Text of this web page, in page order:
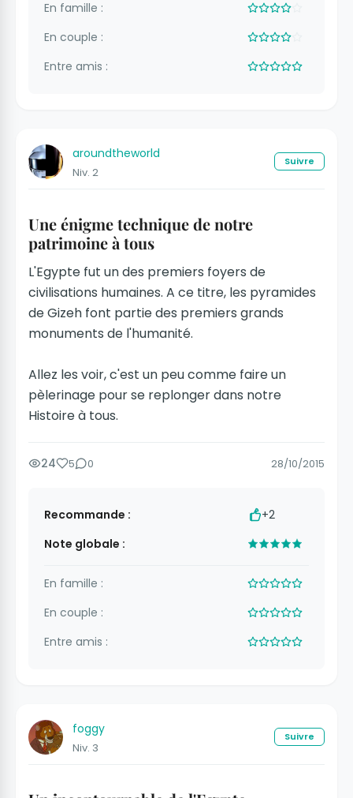
En famille :
En couple :
Entre amis :
aroundtheworld
Niv. 2
Suivre
Une énigme technique de notre
patrimoine à tous
L'Egypte fut un des premiers foyers de
civilisations humaines. A ce titre, les pyramides
de Gizeh font partie des premiers grands
monuments de l'humanité.
Allez les voir, c'est un peu comme faire un
pèlerinage pour se replonger dans notre
Histoire à tous.
24 5 0 28/10/2015
Recommande :
+2
Note globale :
En famille :
En couple :
Entre amis :
foggy
Niv. 3
Suivre